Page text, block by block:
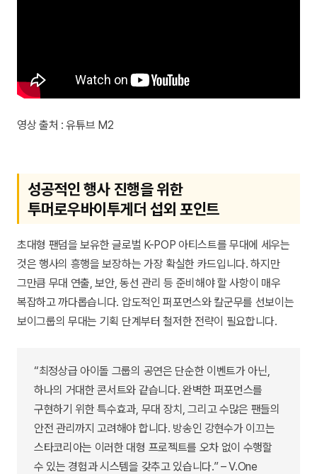
영상 출처 : 유튜브 M2
성공적인 행사 진행을 위한
투머로우바이투게더 섭외 포인트
초대형 팬덤을 보유한 글로벌 K-POP 아티스트를 무대에 세우는
것은 행사의 흥행을 보장하는 가장 확실한 카드입니다. 하지만
그만큼 무대 연출, 보안, 동선 관리 등 준비해야 할 사항이 매우
복잡하고 까다롭습니다. 압도적인 퍼포먼스와 칼군무를 선보이는
보이그룹의 무대는 기획 단계부터 철저한 전략이 필요합니다.
“최정상급 아이돌 그룹의 공연은 단순한 이벤트가 아닌,
하나의 거대한 콘서트와 같습니다. 완벽한 퍼포먼스를
구현하기 위한 특수효과, 무대 장치, 그리고 수많은 팬들의
안전 관리까지 고려해야 합니다. 방송인 강현수가 이끄는
스타코리아는 이러한 대형 프로젝트를 오차 없이 수행할
수 있는 경험과 시스템을 갖추고 있습니다.” – V.One